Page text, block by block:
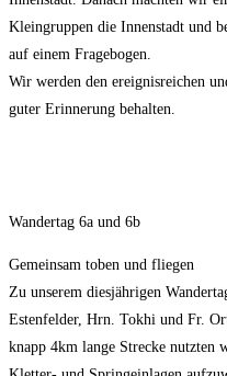
Kleingruppen die Innenstadt und
auf einem Fragebogen.
Wir werden den ereignisreichen
guter Erinnerung behalten.
Wandertag 6a und 6b
Gemeinsam toben und fliegen
Zu unserem diesjährigen
Estenfelder, Hrn. Tokhi und Fr.
knapp 4km lange Strecke nutzten